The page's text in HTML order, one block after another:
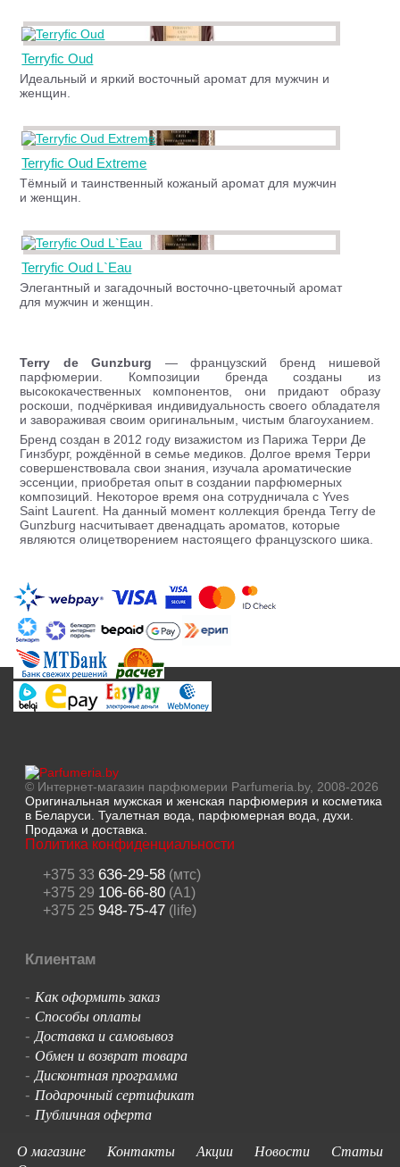
Terryfic Oud
Идеальный и яркий восточный аромат для мужчин и
женщин.
Terryfic Oud Extreme
Тёмный и таинственный кожаный аромат для мужчин
и женщин.
Terryfic Oud L`Eau
Элегантный и загадочный восточно-цветочный аромат
для мужчин и женщин.
Terry de Gunzburg — французский бренд нишевой
парфюмерии. Композиции бренда созданы из
высококачественных компонентов, они придают образу
роскоши, подчёркивая индивидуальность своего обладателя
и завораживая своим оригинальным, чистым благоуханием.
Бренд создан в 2012 году визажистом из Парижа Терри Де
Гинзбург, рождённой в семье медиков. Долгое время Терри
совершенствовала свои знания, изучала ароматические
эссенции, приобретая опыт в создании парфюмерных
композиций. Некоторое время она сотрудничала с Yves
Saint Laurent. На данный момент коллекция бренда Terry de
Gunzburg насчитывает двенадцать ароматов, которые
являются олицетворением настоящего французского шика.
© Интернет-магазин парфюмерии Parfumeria.by, 2008-2026
Оригинальная мужская и женская парфюмерия и косметика
в Беларуси. Туалетная вода, парфюмерная вода, духи.
Продажа и доставка.
Политика конфиденциальности
+375 33 636-29-58(мтс)
+375 29 106-66-80(A1)
+375 25 948-75-47(life)
Клиентам
- Как оформить заказ
- Способы оплаты
-Доставка и самовывоз
- Обмен и возврат товара
-Дисконтная программа
- Подарочный сертификат
- Публичная оферта
О магазине
Контакты Акции Новости
Статьи